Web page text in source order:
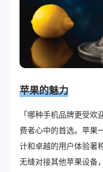
苹果的魅力
「哪种手机品牌更受
费者心中的首选。苹果
计和卓越的用户体验著
无缝对接其他苹果设备